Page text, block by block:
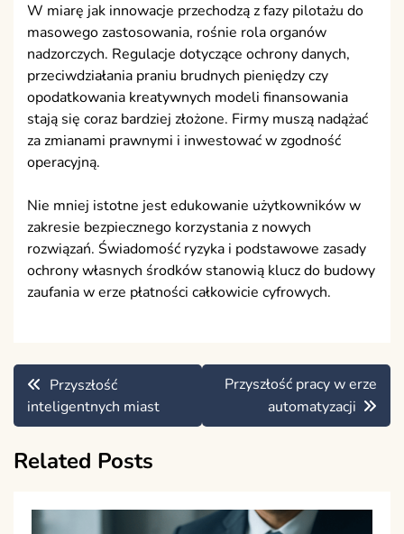
W miarę jak innowacje przechodzą z fazy pilotażu do
masowego zastosowania, rośnie rola organów
nadzorczych. Regulacje dotyczące ochrony danych,
przeciwdziałania praniu brudnych pieniędzy czy
opodatkowania kreatywnych modeli finansowania
stają się coraz bardziej złożone. Firmy muszą nadążać
za zmianami prawnymi i inwestować w zgodność
operacyjną.
Nie mniej istotne jest edukowanie użytkowników w
zakresie bezpiecznego korzystania z nowych
rozwiązań. Świadomość ryzyka i podstawowe zasady
ochrony własnych środków stanowią klucz do budowy
zaufania w erze płatności całkowicie cyfrowych.
Nawigacja
wpisu
Przyszłość
inteligentnych miast
Przyszłość pracy w erze
automatyzacji
Related Posts